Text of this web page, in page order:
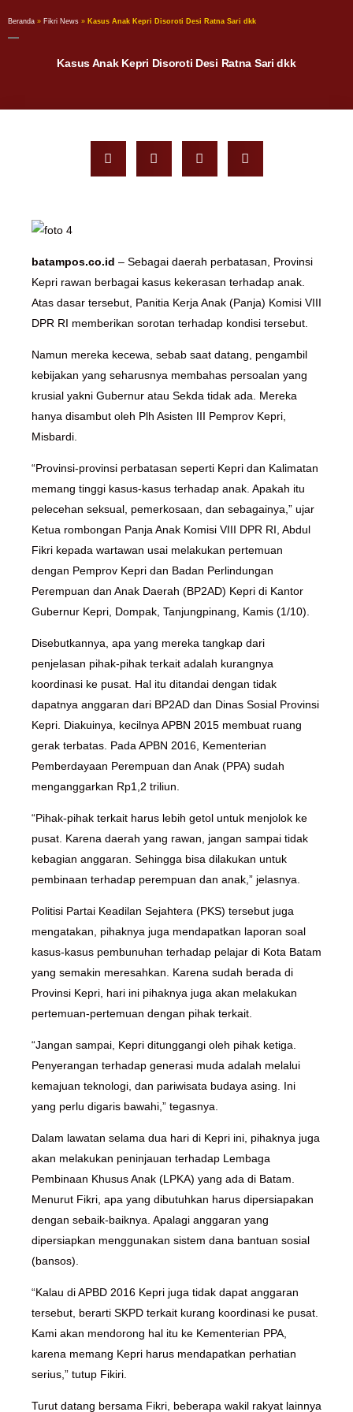
Beranda » Fikri News » Kasus Anak Kepri Disoroti Desi Ratna Sari dkk
Kasus Anak Kepri Disoroti Desi Ratna Sari dkk
batampos.co.id – Sebagai daerah perbatasan, Provinsi
Kepri rawan berbagai kasus kekerasan terhadap anak.
Atas dasar tersebut, Panitia Kerja Anak (Panja) Komisi VIII
DPR RI memberikan sorotan terhadap kondisi tersebut.
Namun mereka kecewa, sebab saat datang, pengambil
kebijakan yang seharusnya membahas persoalan yang
krusial yakni Gubernur atau Sekda tidak ada. Mereka
hanya disambut oleh Plh Asisten III Pemprov Kepri,
Misbardi.
“Provinsi-provinsi perbatasan seperti Kepri dan Kalimatan
memang tinggi kasus-kasus terhadap anak. Apakah itu
pelecehan seksual, pemerkosaan, dan sebagainya,” ujar
Ketua rombongan Panja Anak Komisi VIII DPR RI, Abdul
Fikri kepada wartawan usai melakukan pertemuan
dengan Pemprov Kepri dan Badan Perlindungan
Perempuan dan Anak Daerah (BP2AD) Kepri di Kantor
Gubernur Kepri, Dompak, Tanjungpinang, Kamis (1/10).
Disebutkannya, apa yang mereka tangkap dari
penjelasan pihak-pihak terkait adalah kurangnya
koordinasi ke pusat. Hal itu ditandai dengan tidak
dapatnya anggaran dari BP2AD dan Dinas Sosial Provinsi
Kepri. Diakuinya, kecilnya APBN 2015 membuat ruang
gerak terbatas. Pada APBN 2016, Kementerian
Pemberdayaan Perempuan dan Anak (PPA) sudah
menganggarkan Rp1,2 triliun.
“Pihak-pihak terkait harus lebih getol untuk menjolok ke
pusat. Karena daerah yang rawan, jangan sampai tidak
kebagian anggaran. Sehingga bisa dilakukan untuk
pembinaan terhadap perempuan dan anak,” jelasnya.
Politisi Partai Keadilan Sejahtera (PKS) tersebut juga
mengatakan, pihaknya juga mendapatkan laporan soal
kasus-kasus pembunuhan terhadap pelajar di Kota Batam
yang semakin meresahkan. Karena sudah berada di
Provinsi Kepri, hari ini pihaknya juga akan melakukan
pertemuan-pertemuan dengan pihak terkait.
“Jangan sampai, Kepri ditunggangi oleh pihak ketiga.
Penyerangan terhadap generasi muda adalah melalui
kemajuan teknologi, dan pariwisata budaya asing. Ini
yang perlu digaris bawahi,” tegasnya.
Dalam lawatan selama dua hari di Kepri ini, pihaknya juga
akan melakukan peninjauan terhadap Lembaga
Pembinaan Khusus Anak (LPKA) yang ada di Batam.
Menurut Fikri, apa yang dibutuhkan harus dipersiapakan
dengan sebaik-baiknya. Apalagi anggaran yang
dipersiapkan menggunakan sistem dana bantuan sosial
(bansos).
“Kalau di APBD 2016 Kepri juga tidak dapat anggaran
tersebut, berarti SKPD terkait kurang koordinasi ke pusat.
Kami akan mendorong hal itu ke Kementerian PPA,
karena memang Kepri harus mendapatkan perhatian
serius,” tutup Fikiri.
Turut datang bersama Fikri, beberapa wakil rakyat lainnya